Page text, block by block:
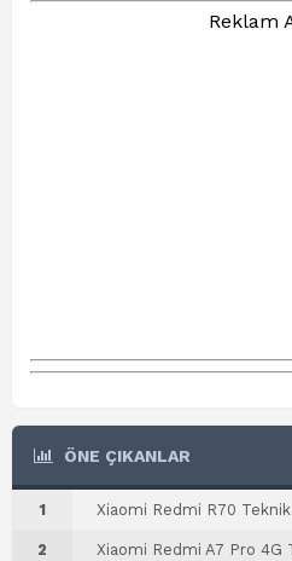
Reklam
ÖNE ÇIKANLAR
1 Xiaomi Redmi R70
2 Xiaomi Redmi A7 Pro 4G